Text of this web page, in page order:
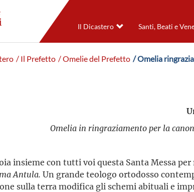
Il Dicastero Santi, Beati e
/ Il Prefetto / Omelie del Prefetto / Omelia
Omelia in ringraziamento per la
insieme con tutti voi questa Santa Messa
Antula. Un grande teologo ortodosso
sulla terra modifica gli schemi abituali e